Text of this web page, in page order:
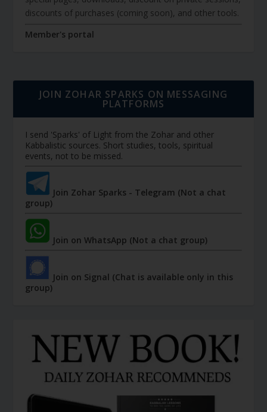
discounts of purchases (coming soon), and other tools.
Member's portal
JOIN ZOHAR SPARKS ON MESSAGING
PLATFORMS
I send 'Sparks' of Light from the Zohar and other
Kabbalistic sources. Short studies, tools, spiritual
events, not to be missed.
Join Zohar Sparks - Telegram (Not a chat
group)
Join on WhatsApp (Not a chat group)
Join on Signal (Chat is available only in this
group)